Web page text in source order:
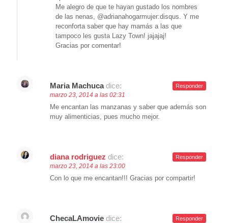
Me alegro de que te hayan gustado los nombres
de las nenas, @adrianahogarmujer:disqus. Y me
reconforta saber que hay mamás a las que
tampoco les gusta Lazy Town! jajajaj!
Gracias por comentar!
Maria Machuca dice:
marzo 23, 2014 a las 02:31
Me encantan las manzanas y saber que además son
muy alimenticias, pues mucho mejor.
Responder
diana rodriguez dice:
marzo 23, 2014 a las 23:00
Con lo que me encantan!!! Gracias por compartir!
Responder
ChecaLAmovie dice: Responder